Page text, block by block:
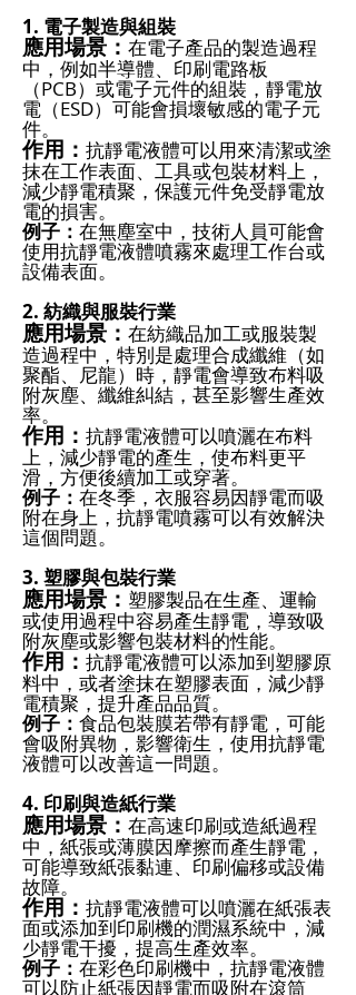
1. 電子製造與組裝
應用場景： 在電子產品的製造過程
中，例如半導體、印刷電路板
（PCB）或電子元件的組裝，靜電放
電（ESD）可能會損壞敏感的電子元
件。
作用： 抗靜電液體可以用來清潔或塗
抹在工作表面、工具或包裝材料上，
減少靜電積聚，保護元件免受靜電放
電的損害。
例子： 在無塵室中，技術人員可能會
使用抗靜電液體噴霧來處理工作台或
設備表面。
2. 紡織與服裝行業
應用場景： 在紡織品加工或服裝製
造過程中，特別是處理合成纖維（如
聚酯、尼龍）時，靜電會導致布料吸
附灰塵、纖維糾結，甚至影響生產效
率。
作用： 抗靜電液體可以噴灑在布料
上，減少靜電的產生，使布料更平
滑，方便後續加工或穿著。
例子： 在冬季，衣服容易因靜電而吸
附在身上，抗靜電噴霧可以有效解決
這個問題。
3. 塑膠與包裝行業
應用場景： 塑膠製品在生產、運輸
或使用過程中容易產生靜電，導致吸
附灰塵或影響包裝材料的性能。
作用： 抗靜電液體可以添加到塑膠原
料中，或者塗抹在塑膠表面，減少靜
電積聚，提升產品品質。
例子： 食品包裝膜若帶有靜電，可能
會吸附異物，影響衛生，使用抗靜電
液體可以改善這一問題。
4. 印刷與造紙行業
應用場景： 在高速印刷或造紙過程
中，紙張或薄膜因摩擦而產生靜電，
可能導致紙張黏連、印刷偏移或設備
故障。
作用： 抗靜電液體可以噴灑在紙張表
面或添加到印刷機的潤濕系統中，減
少靜電干擾，提高生產效率。
例子： 在彩色印刷機中，抗靜電液體
可以防止紙張因靜電而吸附在滾筒